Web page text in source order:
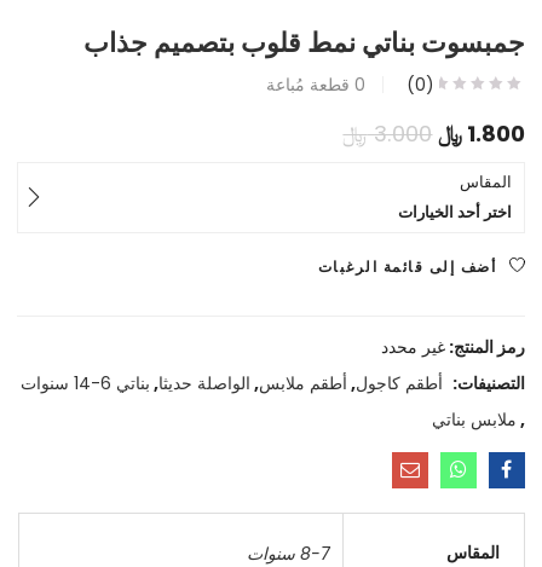
جمبسوت بناتي نمط قلوب بتصميم جذاب
(0)
0 قطعة مُباعة
1.800 ﷼السعر
هو:
1.800 ﷼.
3.000 ﷼السعر
3.000 ﷼.
المقاس
اختر أحد الخيارات
أضف إلى قائمة الرغبات
رمز المنتج:غير محدد
التصنيفات: أطقم كاجول, أطقم ملابس, الواصلة حديثا, بناتي 6-14 سنوات
, ملابس بناتي
المقاس 8-7 سنوات